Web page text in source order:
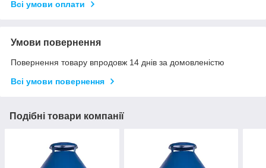
Всі умови оплати
Умови повернення
Повернення товару впродовж 14 днів за домовленістю
Всі умови повернення
Подібні товари компанії